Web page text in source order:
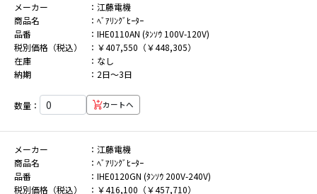
メーカー
江藤電機
商品名
ﾍﾞｱﾘﾝｸﾞﾋｰﾀｰ
品番
IHE0110AN (ﾀﾝｿｳ 100V-120V)
税別価格（税込）
￥407,550（￥448,305）
在庫
なし
納期
2日～3日
数量： カートへ
メーカー
江藤電機
商品名
ﾍﾞｱﾘﾝｸﾞﾋｰﾀｰ
品番
IHE0120GN (ﾀﾝｿｳ 200V-240V)
税別価格（税込）
￥416,100（￥457,710）